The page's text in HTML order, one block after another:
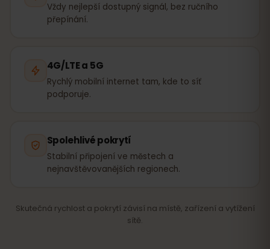
Vždy nejlepší dostupný signál, bez ručního
přepínání.
4G/LTE a 5G
Rychlý mobilní internet tam, kde to síť
podporuje.
Spolehlivé pokrytí
Stabilní připojení ve městech a
nejnavštěvovanějších regionech.
Skutečná rychlost a pokrytí závisí na místě, zařízení a vytížení
sítě.